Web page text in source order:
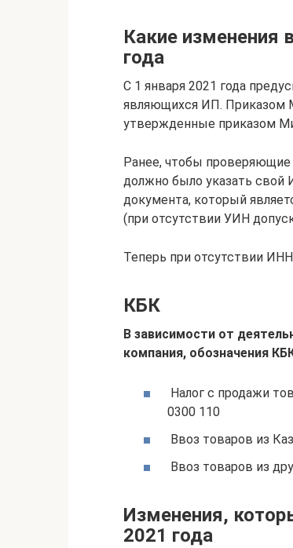
Какие изменения
года
С 1 января 2021 года
являющихся ИП. Приказом
утвержденные приказом
Ранее, чтобы проверяющие
должно было указать
документа, который
(при отсутствии УИН
Теперь при отсутствии
КБК
В зависимости от
компания, обозначения
Налог с продажи
0300 110
Ввоз товаров из
Ввоз товаров из
Изменения,
2021 года